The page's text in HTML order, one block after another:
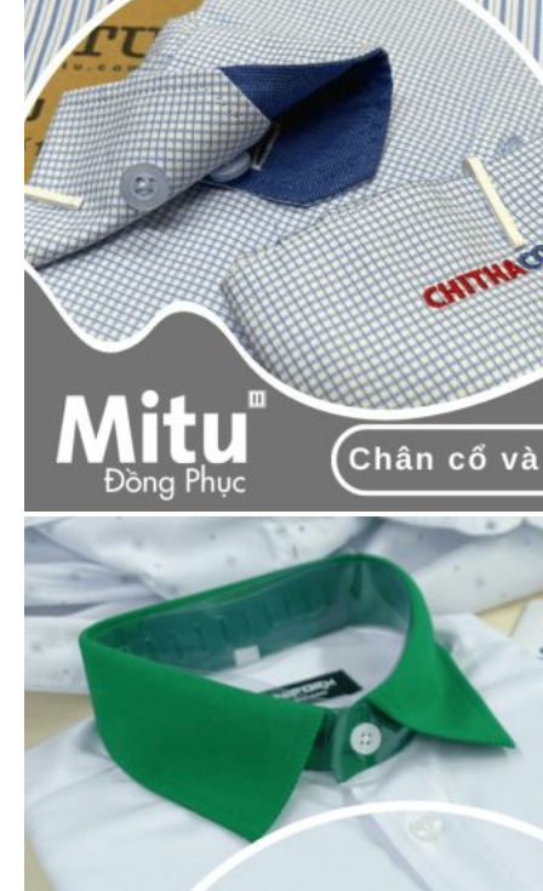
ƯU ĐÃI THÁNG NÀY
Áp dụng với các đơn hàng có giá trị >10tr.
Hướng dẫn đặt hàng
Nhắn ngay Zalo hoặc gọi tới hotline:
0965.606.787 để được tư vấn và báo giá.
Cách 2: Thêmsản phẩm giỏ hàng& tiến hành
hàng.Đội ngũ của Mitu sẽ liên hệ lại bạn
vấn & báo giá
Quy trình đặt hàng tại Mitu: